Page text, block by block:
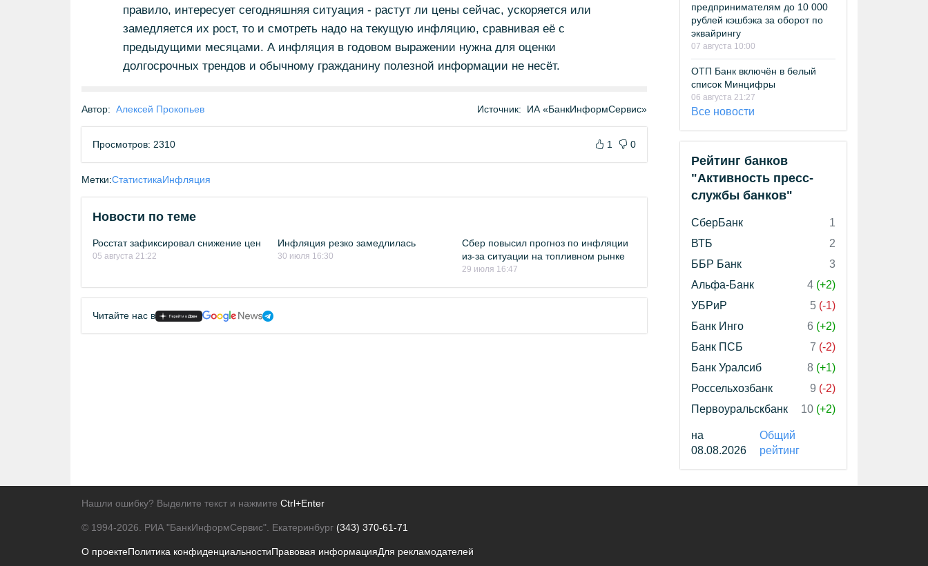
правило, интересует сегодняшняя ситуация - растут ли цены сейчас, ускоряется или
замедляется их рост, то и смотреть надо на текущую инфляцию, сравнивая её с
предыдущими месяцами. А инфляция в годовом выражении нужна для оценки
долгосрочных трендов и обычному гражданину полезной информации не несёт.
Автор: Алексей Прокопьев Источник: ИА «БанкИнформСервис»
Просмотров: 2310 1 0
Метки:СтатистикаИнфляция
Новости по теме
Росстат зафиксировал снижение цен
05 августа 21:22
Инфляция резко замедлилась
30 июля 16:30
Сбер повысил прогноз по инфляции
из-за ситуации на топливном рынке
29 июля 16:47
Читайте нас в
предпринимателям до 10 000
рублей кэшбэка за оборот по
эквайрингу
07 августа 10:00
ОТП Банк включён в белый
список Минцифры
06 августа 21:27
Все новости
Рейтинг банков
"Активность пресс-
службы банков"
СберБанк
1
ВТБ
2
ББР Банк
3
Альфа-Банк
4 (+2)
УБРиР
5 (-1)
Банк Инго
6 (+2)
Банк ПСБ
7 (-2)
Банк Уралсиб
8 (+1)
Россельхозбанк
9 (-2)
Первоуральскбанк
10 (+2)
на
08.08.2026
Общий
рейтинг
Нашли ошибку? Выделите текст и нажмите Ctrl+Enter
© 1994-2026. РИА "БанкИнформСервис". Екатеринбург (343) 370-61-71
О проектеПолитика конфиденциальностиПравовая информацияДля рекламодателей